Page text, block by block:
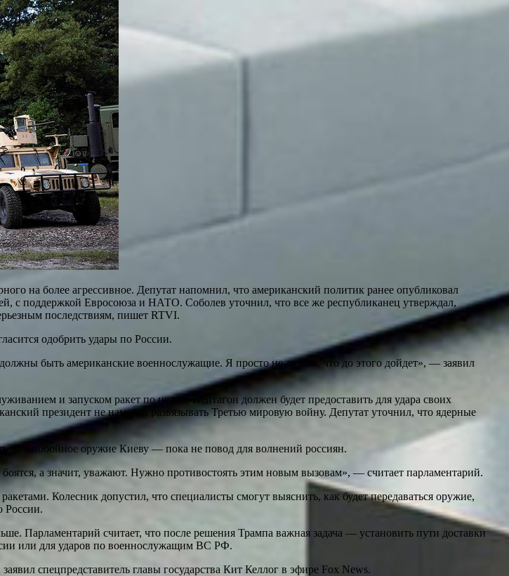
на более агрессивное. Депутат напомнил, что американский политик ранее опубликовал
с поддержкой Евросоюза и НАТО. Соболев уточнил, что все же республиканец утверждал,
последствиям, пишет RTVI.
одобрить удары по России.
быть американские военнослужащие. Я просто не думаю, что до этого дойдет», — заявил
и запуском ракет по целям, Пентагон должен будет предоставить для удара своих
президент не намерен развязывать Третью мировую войну. Депутат уточнил, что ядерные
дальнобойное оружие Киеву — пока не повод для волнений россиян.
а значит, уважают. Нужно противостоять этим новым вызовам», — считает парламентарий.
Колесник допустил, что специалисты смогут выяснить, как будет передаваться оружие,
России.
Парламентарий считает, что после решения Трампа важная задача — установить пути доставки
или для ударов по военнослужащим ВС РФ.
спецпредставитель главы государства Кит Келлог в эфире Fox News.